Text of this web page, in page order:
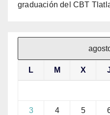
graduación del CBT
L M X
3 4 5